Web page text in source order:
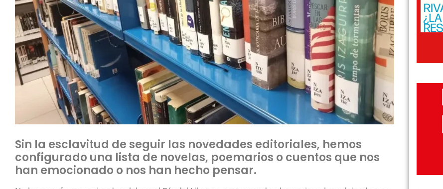
Sin la esclavitud de seguir las novedades editoriales, hemos
configurado una lista de novelas, poemarios o cuentos que nos
han emocionado o nos han hecho pensar.